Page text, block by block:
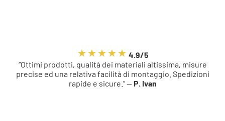
4.9/5
“Ottimi prodotti, qualità dei materiali altissima, misure
precise ed una relativa facilità di montaggio. Spedizioni
rapide e sicure.” — P. Ivan